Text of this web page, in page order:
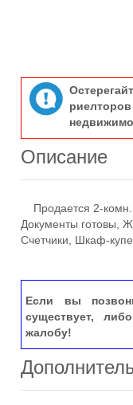
Описание
Продается 2-
Документы готовы,
Счетчики, Шкаф-
Если вы
существует,
жалобу!